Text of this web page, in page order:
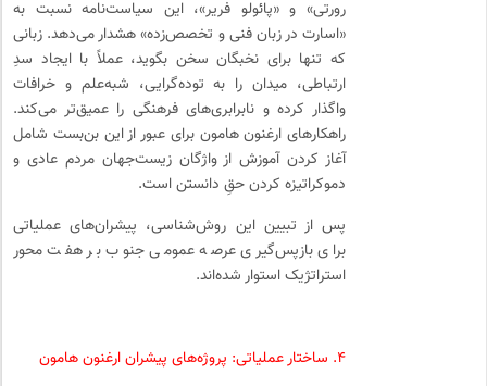
رورتی» و «پائولو فریر»، این سیاست‌نامه نسبت به
«اسارت در زبان فنی و تخصص‌زده» هشدار می‌دهد. زبانی
که تنها برای نخبگان سخن بگوید، عملاً با ایجاد سدِ
ارتباطی، میدان را به توده‌گرایی، شبه‌علم و خرافات
واگذار کرده و نابرابری‌های فرهنگی را عمیق‌تر می‌کند.
راهکارهای ارغنون هامون برای عبور از این بن‌بست شامل
آغاز کردن آموزش از واژگان زیست‌جهان مردم عادی و
دموکراتیزه کردن حقِ دانستن است.
پس از تبیین این روش‌شناسی، پیشران‌های عملیاتی
برای بازپس‌گیری عرصه عمومی جنوب بر هفت محور
استراتژیک استوار شده‌اند.
۴. ساختار عملیاتی: پروژه‌های پیشران ارغنون هامون